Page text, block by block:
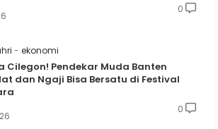
0
ekonomi
Cilegon! Pendekar Muda Banten
dan Ngaji Bisa Bersatu di Festival
0